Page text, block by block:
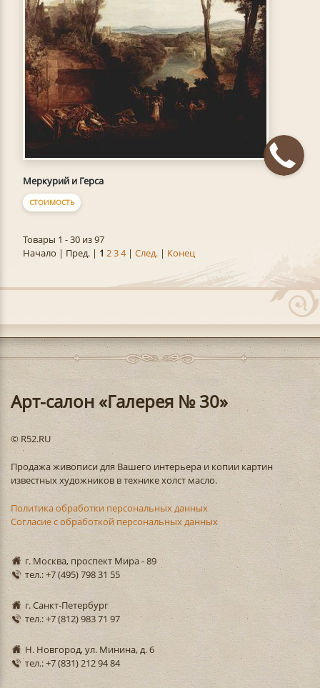
Меркурий и Герса
СТОИМОСТЬ
Товары 1 - 30 из 97
Начало | Пред. | 1 234| След. | Конец
Арт-салон «Галерея № 30»
© R52.RU
Продажа живописи для Вашего интерьера и копии картин
известных художников в технике холст масло.
Политика обработки персональных данных
Согласие с обработкой персональных данных
г. Москва, проспект Мира - 89
тел.: +7 (495) 798 31 55
г. Санкт-Петербург
тел.: +7 (812) 983 71 97
Н. Новгород, ул. Минина, д. 6
тел.: +7 (831) 212 94 84